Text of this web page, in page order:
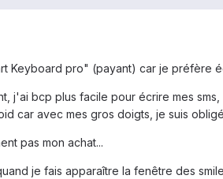
Keyboard pro" (payant) car je préfère
j'ai bcp plus facile pour écrire mes
car avec mes gros doigts, je suis
pas mon achat...
je fais apparaître la fenêtre des